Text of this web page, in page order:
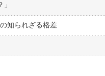
知られざる格差